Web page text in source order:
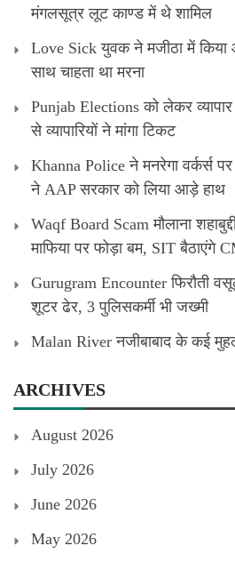
मंगलसूत्र लूट काण्‍ड में थे शामिल
Love Sick युवक ने मजीठा में किया
साथ चाहता था मरना
Punjab Elections को लेकर
से व्यापारियों ने मांगा टिकट
Khanna Police ने मनरेगा वर्कर्स
ने AAP सरकार को लिया आड़े हाथ
Waqf Board Scam मौलाना
माफिया पर फोड़ा बम, SIT बैठाएंगे
Gurugram Encounter फिरौती
शूटर ढेर, 3 पुलिसकर्मी भी जख्मी
Malan River नजीबाबाद के कई
ARCHIVES
August 2026
July 2026
June 2026
May 2026